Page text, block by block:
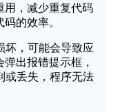
用，减少重复代码
的效率。
坏，可能会导致应
出报错提示框，
或丢失，程序无法